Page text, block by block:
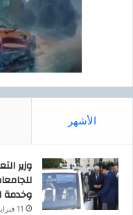
الأشهر
وزير
وخدمة
11 فبراير، 2024